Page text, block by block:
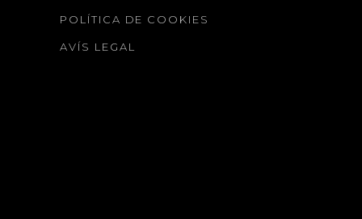
POLÍTICA DE COOKIES
AVÍS LEGAL